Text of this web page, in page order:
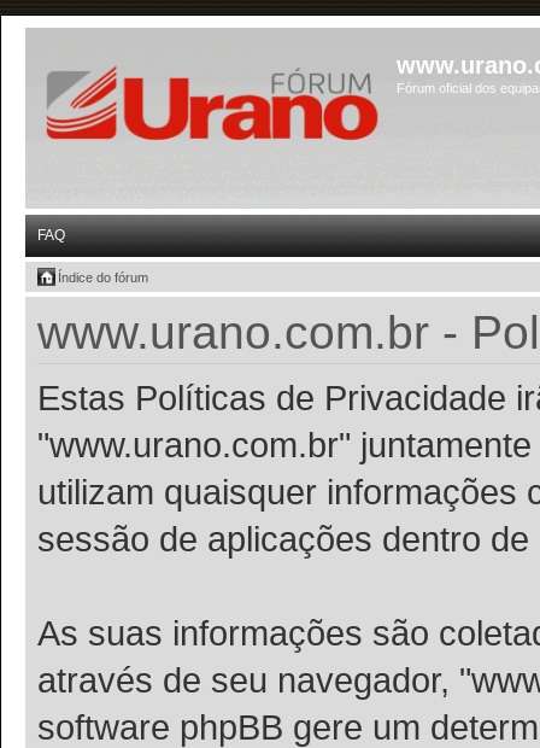
Fórum oficial dos
FAQ
Índice do fórum
www.urano.com.br -
Estas Políticas de Privacidade
"www.urano.com.br"
utilizam quaisquer informações
sessão de aplicações dentro
As suas informações são
através de seu navegador,
software phpBB gere um